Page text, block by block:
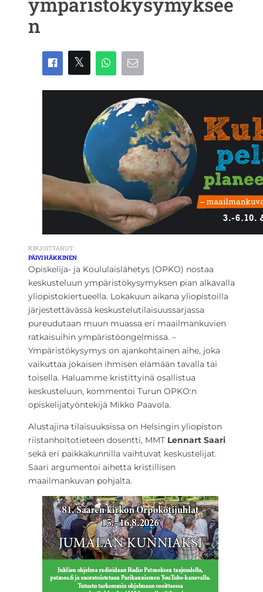
n
KIRJOITTANUT
PÄIVI HÄKKINEN
Opiskelija- ja Koululaislähetys (OPKO) nostaa
keskusteluun ympäristökysymyksen pian alkavalla
yliopistokiertueella. Lokakuun aikana yliopistoilla
järjestettävässä keskustelutilaisuussarjassa
pureudutaan muun muassa eri maailmankuvien
ratkaisuihin ympäristöongelmissa. –
Ympäristökysymys on ajankohtainen aihe, joka
vaikuttaa jokaisen ihmisen elämään tavalla tai
toisella. Haluamme kristittyinä osallistua
keskusteluun, kommentoi Turun OPKO:n
opiskelijatyöntekijä Mikko Paavola.
Alustajina tilaisuuksissa on Helsingin yliopiston
riistanhoitotieteen dosentti, MMT Lennart Saari
sekä eri paikkakunnilla vaihtuvat keskustelijat.
Saari argumentoi aihetta kristillisen
maailmankuvan pohjalta.